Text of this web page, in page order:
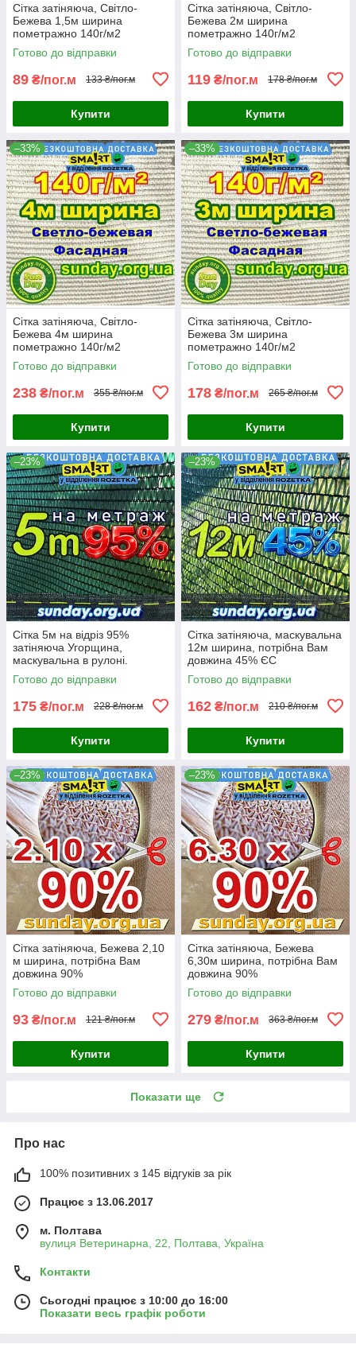
Сітка затіняюча, Світло-
Бежева 1,5м ширина
пометражно 140г/м2
максимальний % затінення
Готово до відправки
89 ₴/пог.м 133 ₴/пог.м
Купити
Сітка затіняюча, Світло-
Бежева 2м ширина
пометражно 140г/м2
максимальний % затінення
Готово до відправки
119 ₴/пог.м 178 ₴/пог.м
Купити
–33%
Сітка затіняюча, Світло-
Бежева 4м ширина
пометражно 140г/м2
максимальний % затінення
Готово до відправки
238 ₴/пог.м 355 ₴/пог.м
Купити
–33%
Сітка затіняюча, Світло-
Бежева 3м ширина
пометражно 140г/м2
максимальний % затінення
Готово до відправки
178 ₴/пог.м 265 ₴/пог.м
Купити
–23%
Сітка 5м на відріз 95%
затіняюча Угорщина,
маскувальна в рулоні.
Готово до відправки
175 ₴/пог.м 228 ₴/пог.м
Купити
–23%
Сітка затіняюча, маскувальна
12м ширина, потрібна Вам
довжина 45% ЄС
Готово до відправки
162 ₴/пог.м 210 ₴/пог.м
Купити
–23%
Сітка затіняюча, Бежева 2,10
м ширина, потрібна Вам
довжина 90%
Готово до відправки
93 ₴/пог.м 121 ₴/пог.м
Купити
–23%
Сітка затіняюча, Бежева
6,30м ширина, потрібна Вам
довжина 90%
Готово до відправки
279 ₴/пог.м 363 ₴/пог.м
Купити
Показати ще
Про нас
100% позитивних з 145 відгуків за рік
Працює з 13.06.2017
м. Полтава
вулиця Ветеринарна, 22, Полтава, Україна
Контакти
Сьогодні працює з 10:00 до 16:00
Показати весь графік роботи